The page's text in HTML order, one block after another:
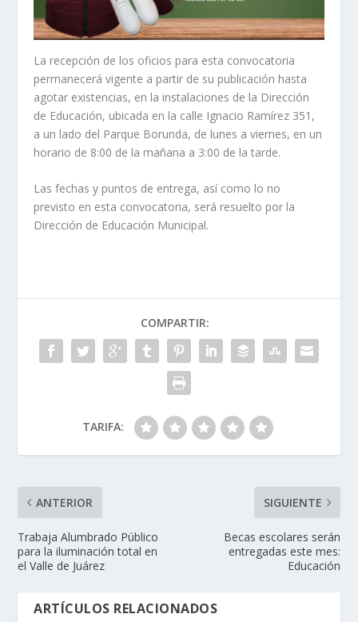
La recepción de los oficios para esta convocatoria
permanecerá vigente a partir de su publicación hasta
agotar existencias, en la instalaciones de la Dirección
de Educación, ubicada en la calle Ignacio Ramírez 351,
a un lado del Parque Borunda, de lunes a viernes, en un
horario de 8:00 de la mañana a 3:00 de la tarde.
Las fechas y puntos de entrega, así como lo no
previsto en esta convocatoria, será resuelto por la
Dirección de Educación Municipal.
COMPARTIR:
TARIFA:
ANTERIOR
Trabaja Alumbrado Público
para la iluminación total en
el Valle de Juárez
SIGUIENTE
Becas escolares serán
entregadas este mes:
Educación
ARTÍCULOS RELACIONADOS